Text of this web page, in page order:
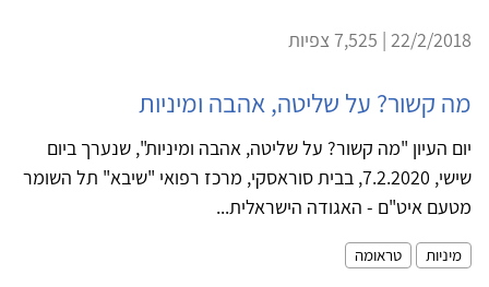
22/2/2018 | 7,525 צפיות
מה קשור? על שליטה, אהבה ומיניות
יום העיון "מה קשור? על שליטה, אהבה ומיניות", שנערך ביום
שישי, 7.2.2020, בבית סוראסקי, מרכז רפואי "שיבא" תל השומר
מטעם איט"ם - האגודה הישראלית...
מיניות טראומה